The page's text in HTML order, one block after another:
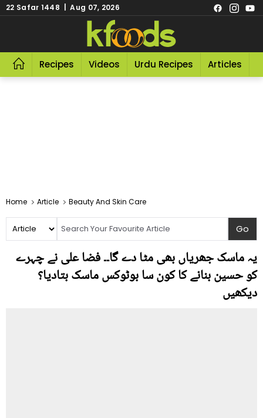
22 Safar 1448 | Aug 07, 2026
Recipes Videos Urdu Recipes Articles
Home Article Beauty And Skin Care
یہ ماسک جھریاں بھی مٹا دے گا۔۔ فضا علی نے چہرے
کو حسین بنانے کا کون سا بوٹوکس ماسک بتادیا؟
دیکھیں